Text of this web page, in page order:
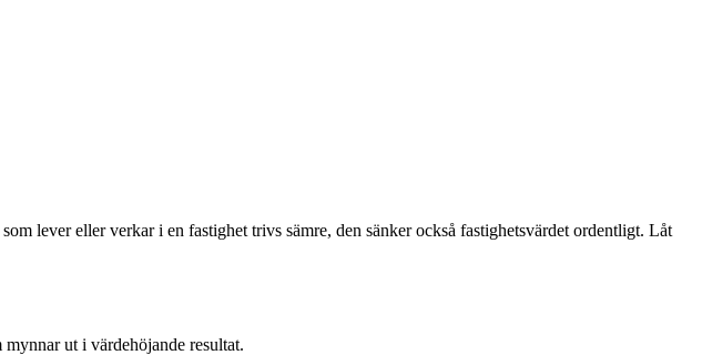
lever eller verkar i en fastighet trivs sämre, den sänker också fastighetsvärdet ordentligt. Låt
ut i värdehöjande resultat.